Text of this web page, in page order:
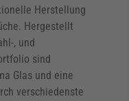
Herstellung
Hergestellt
, und
sind
Glas und eine
verschiedenste